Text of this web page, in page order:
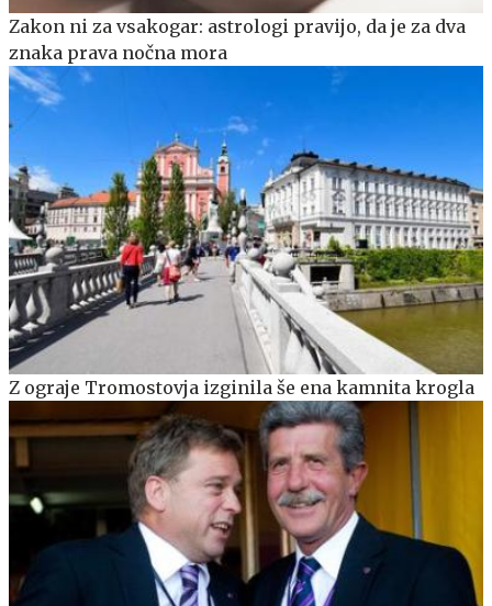
Zakon ni za vsakogar: astrologi pravijo, da je za dva
znaka prava nočna mora
Z ograje Tromostovja izginila še ena kamnita krogla